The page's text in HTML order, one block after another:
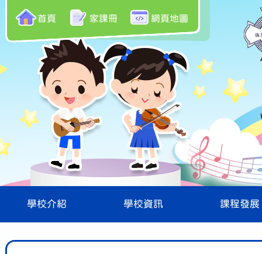
首頁 家課冊 網頁地圖
學校介紹 學校資訊 課程發展